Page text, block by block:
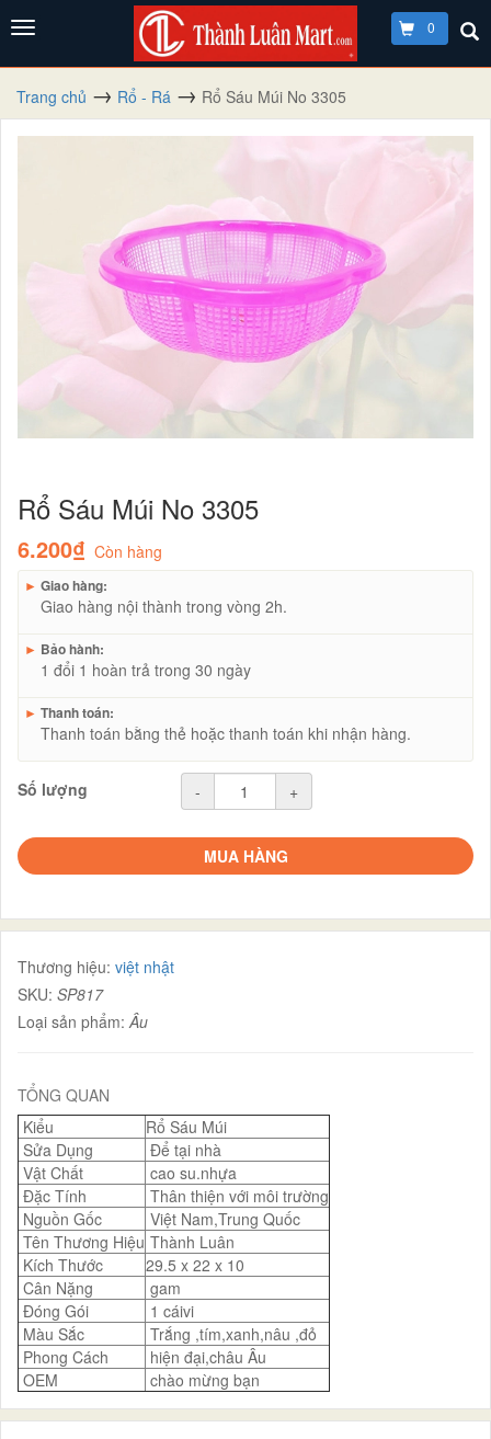
0
Trang chủ Rổ - Rá Rổ Sáu Múi No 3305
Rổ Sáu Múi No 3305
6.200₫ Còn hàng
► Giao hàng:
Giao hàng nội thành trong vòng 2h.
► Bảo hành:
1 đổi 1 hoàn trả trong 30 ngày
► Thanh toán:
Thanh toán bằng thẻ hoặc thanh toán khi nhận hàng.
Số lượng - +
MUA HÀNG
Thương hiệu: việt nhật
SKU: SP817
Loại sản phẩm: Âu
TỔNG QUAN
Kiểu
Rổ Sáu Múi
Sửa Dụng
Để tại nhà
Vật Chất
cao su.nhựa
Đặc Tính
Thân thiện với môi trường
Nguồn Gốc
Việt Nam,Trung Quốc
Tên Thương Hiệu Thành Luân
Kích Thước
29.5 x 22 x 10
Cân Nặng
gam
Đóng Gói
1 cáivi
Màu Sắc
Trắng ,tím,xanh,nâu ,đỏ
Phong Cách
hiện đại,châu Âu
OEM
chào mừng bạn